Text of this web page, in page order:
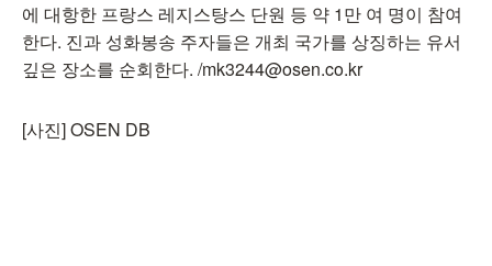
에 대항한 프랑스 레지스탕스 단원 등 약 1만 여 명이 참여
한다. 진과 성화봉송 주자들은 개최 국가를 상징하는 유서
깊은 장소를 순회한다. /mk3244@osen.co.kr
[사진] OSEN DB